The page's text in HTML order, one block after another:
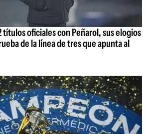
títulos oficiales con Peñarol, sus elogios
de la línea de tres que apunta al